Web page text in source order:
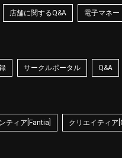
店舗に関するQ&A 電子マネー
サークルポータル Q&A
ティア[Fantia] クリエイティア